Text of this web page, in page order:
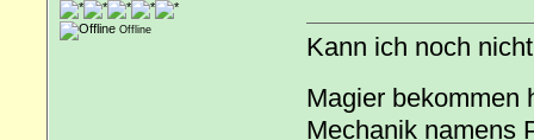
Offline
Kann ich noch
Magier
Mechanik namens